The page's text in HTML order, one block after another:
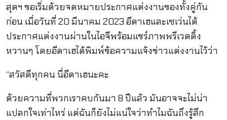
สุดฯ ขอเริ่มด้วยจดหมายประกาศแต่งงานของทั้งคู่กัน
ก่อน เมื่อวันที่ 20 มีนาคม 2023 อีดาเฮและเซเว่นได้
ประกาศแต่งงานผ่านในไอจีพร้อมแชร์ภาพพรีเวดดิ้ง
หวานๆ โดยอีดาเฮได้พิมพ์ข้อความแจ้งข่าวแต่งงานไว้ว่า
“สวัสดีทุกคน นี่อีดาเฮนะคะ
ด้วยความที่พวกเราคบกันมา 8 ปีแล้ว มันอาจจะไม่น่า
แปลกใจเท่าไหร่ แต่ฉันก็ยังไม่แน่ใจว่าทำไมฉันถึงรู้สึก